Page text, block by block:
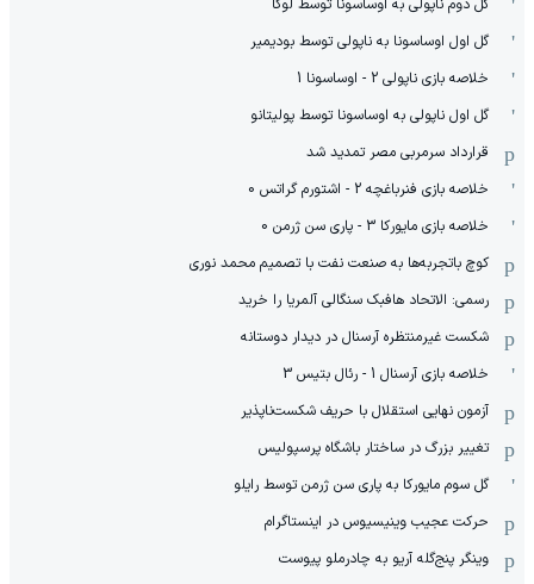
گل دوم ناپولی به اوساسونا توسط لوکا
گل اول اوساسونا به ناپولی توسط بودیمیر
خلاصه بازی ناپولی 2 - اوساسونا 1
گل اول ناپولی به اوساسونا توسط پولیتانو
قرارداد سرمربی مصر تمدید شد
خلاصه بازی فنرباغچه 2 - اشتورم گراتس 0
خلاصه بازی مایورکا 3 - پاری سن ژرمن 0
کوچ باتجربه‌ها به صنعت نفت با تصمیم محمد نوری
رسمی: الاتحاد هافبک سنگالی آلمریا را خرید
شکست غیرمنتظره آرسنال در دیدار دوستانه
خلاصه بازی آرسنال 1 - رئال بتیس 3
آزمون نهایی استقلال با حریف شکست‌ناپذیر
تغییر بزرگ در ساختار باشگاه پرسپولیس
گل سوم مایورکا به پاری سن ژرمن توسط رایلو
حرکت عجیب وینیسیوس در اینستاگرام
وینگر پنج‌گله آریو به چادرملو پیوست